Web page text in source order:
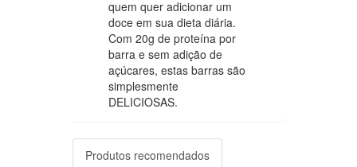
quem quer adicionar um
doce em sua dieta diária.
Com 20g de proteína por
barra e sem adição de
açúcares, estas barras são
simplesmente
DELICIOSAS.
Produtos recomendados